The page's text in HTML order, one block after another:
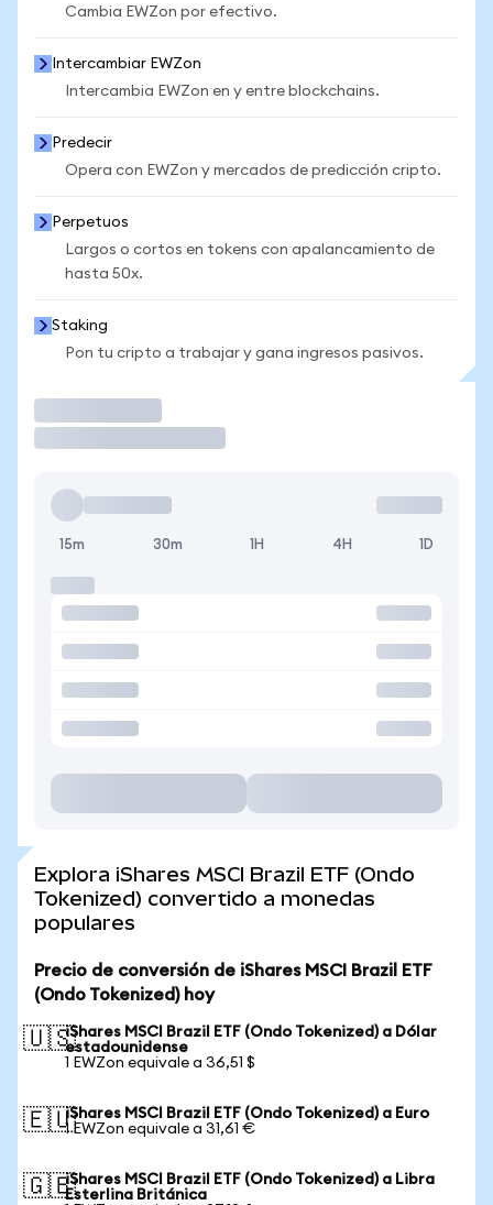
Cambia EWZon por efectivo.
Intercambiar EWZon
Intercambia EWZon en y entre blockchains.
Predecir
Opera con EWZon y mercados de predicción cripto.
Perpetuos
Largos o cortos en tokens con apalancamiento de
hasta 50x.
Staking
Pon tu cripto a trabajar y gana ingresos pasivos.
15m 30m 1H 4H 1D
Explora iShares MSCI Brazil ETF (Ondo
Tokenized) convertido a monedas
populares
Precio de conversión de iShares MSCI Brazil ETF
(Ondo Tokenized) hoy
🇺🇸iShares MSCI Brazil ETF (Ondo Tokenized) a Dólar
estadounidense
1 EWZon equivale a 36,51 $
🇪🇺iShares MSCI Brazil ETF (Ondo Tokenized) a Euro
1 EWZon equivale a 31,61 €
🇬🇧iShares MSCI Brazil ETF (Ondo Tokenized) a Libra
Esterlina Británica